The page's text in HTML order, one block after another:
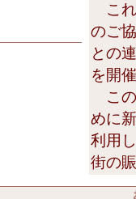
これ
のご
との
を開
この
めに
利用
街の